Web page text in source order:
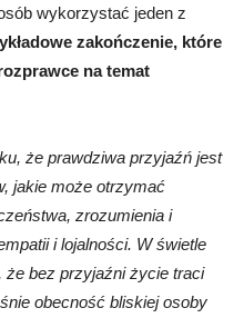
wykorzystać jeden z
zakończenie, które
na temat
że prawdziwa przyjaźń jest
jakie może otrzymać
zrozumienia i
i lojalności. W świetle
bez przyjaźni życie traci
obecność bliskiej osoby